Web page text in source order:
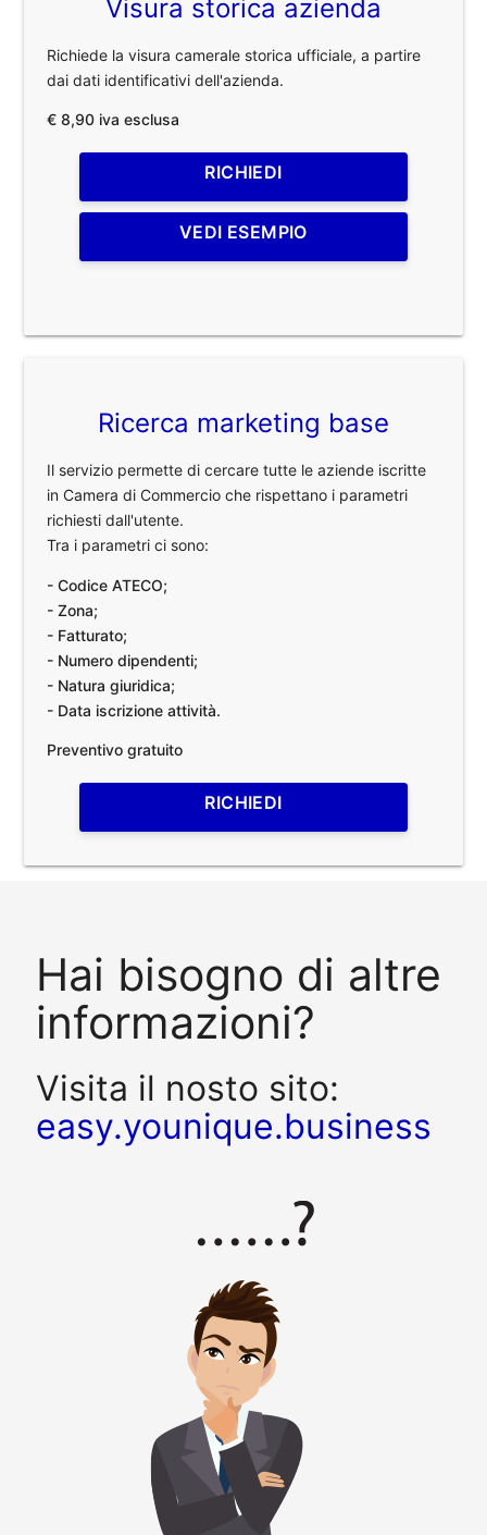
Visura storica azienda
Richiede la visura camerale storica ufficiale, a partire
dai dati identificativi dell'azienda.
€ 8,90 iva esclusa
RICHIEDI
VEDI ESEMPIO
Ricerca marketing base
Il servizio permette di cercare tutte le aziende iscritte
in Camera di Commercio che rispettano i parametri
richiesti dall'utente.
Tra i parametri ci sono:
- Codice ATECO;
- Zona;
- Fatturato;
- Numero dipendenti;
- Natura giuridica;
- Data iscrizione attività.
Preventivo gratuito
RICHIEDI
Hai bisogno di altre
informazioni?
Visita il nosto sito:
easy.younique.business